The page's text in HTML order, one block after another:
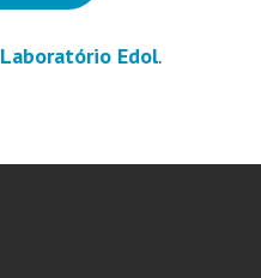
Laboratório Edol.